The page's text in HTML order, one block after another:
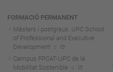
FORMACIÓ PERMANENT
Màsters i postgraus. UPC School
of Professional and Executive
Development
Campus FPCAT-UPC de la
Mobilitat Sostenible